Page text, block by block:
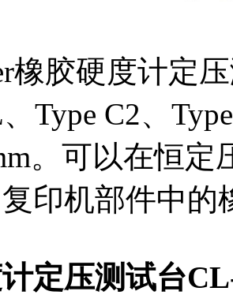
橡胶硬度计定
Type C2、
。可以在恒定
印机部件中的
定压测试台